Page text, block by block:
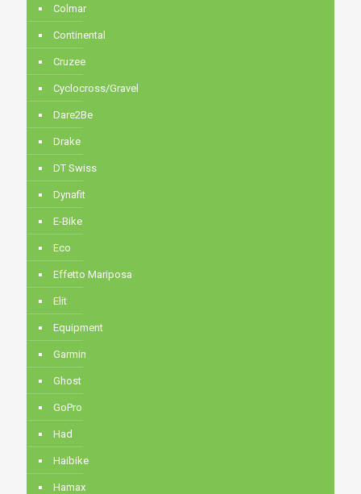
Colmar
Continental
Cruzee
Cyclocross/Gravel
Dare2Be
Drake
DT Swiss
Dynafit
E-Bike
Eco
Effetto Mariposa
Elit
Equipment
Garmin
Ghost
GoPro
Had
Haibike
Hamax